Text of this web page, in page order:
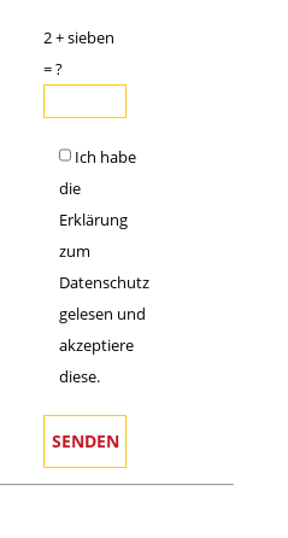
2 + sieben
= ?
Ich habe
die
Erklärung
zum
Datenschutz
gelesen und
akzeptiere
diese.